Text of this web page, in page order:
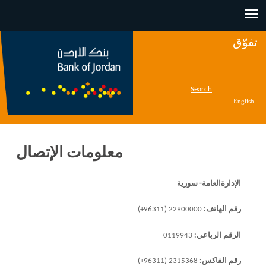
تفوّق
Search
English
معلومات الإتصال
الإدارةالعامة- سورية
رقم الهاتف:
الرقم الرباعي:
رقم الفاكس: